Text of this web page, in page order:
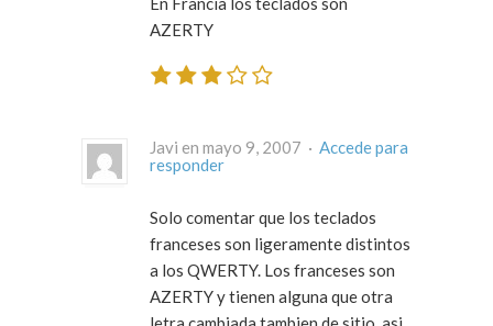
AZERTY
Javi en mayo 9, 2007 · Accede para
responder
Solo comentar que los teclados
franceses son ligeramente distintos
a los QWERTY. Los franceses son
AZERTY y tienen alguna que otra